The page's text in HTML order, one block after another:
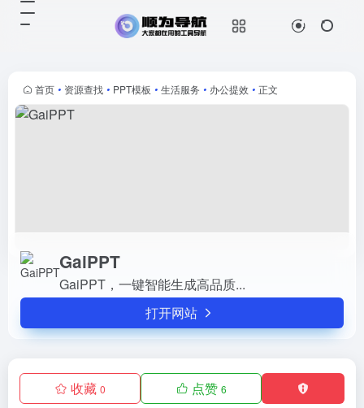
首页 • 资源查找 • PPT模板 • 生活服务 • 办公提效 • 正文
GaiPPT
GaiPPT，一键智能生成高品质...
打开网站
收藏 0 点赞 6